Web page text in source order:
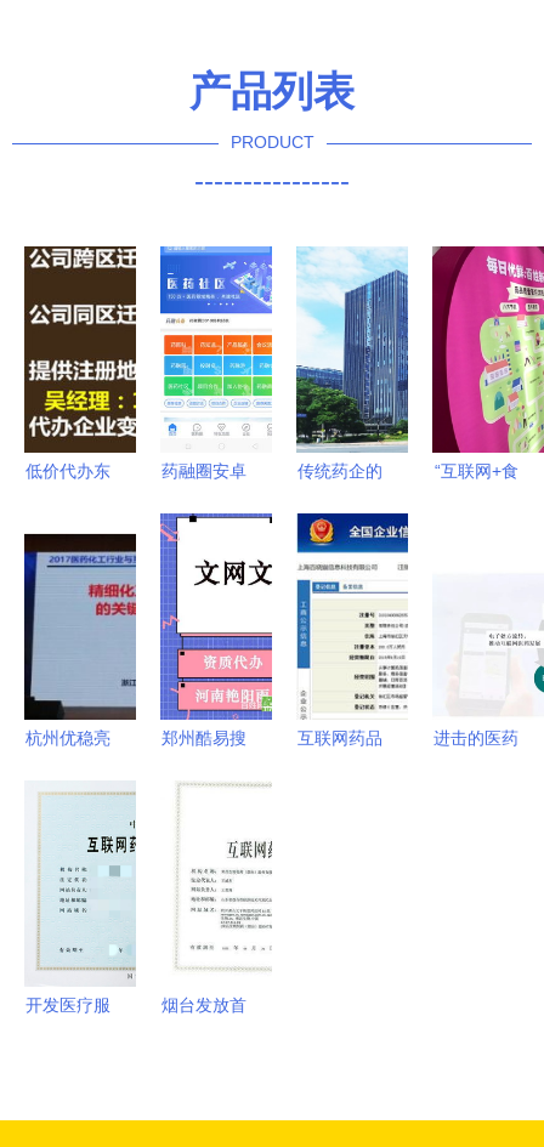
产品列表
PRODUCT
----------------
低价代办东
许可证？警
惕背后的风
险与合规陷
药融圈安卓
造药圈智能
化一站式资
料查阅服务
传统药企的
线下发展25
年后，全面
拥抱互联网
医院与药品
互联网信息
服务
“互联网+食
互联网信息
杭州优稳亮
与互联网融
合创新大
会，以智能
方案赋能行
业数字化转
型
郑州酷易搜
联网信息服
务资质与行
业发展
互联网药品
进击的医药
开发医疗服
烟台发放首